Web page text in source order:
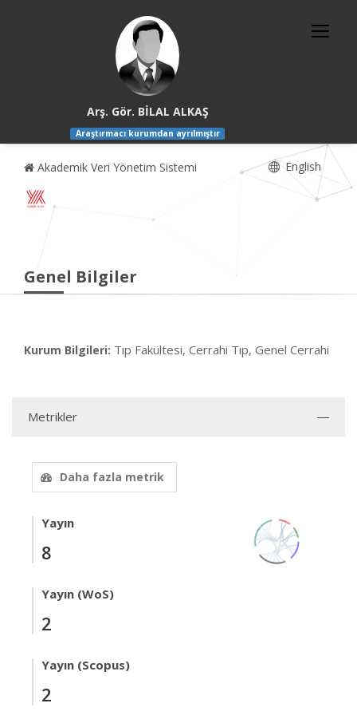
Arş. Gör. BİLAL ALKAŞ
Araştırmacı kurumdan ayrılmıştır
Akademik Veri Yönetim Sistemi English
Genel Bilgiler
Kurum Bilgileri: Tıp Fakültesi, Cerrahi Tıp, Genel Cerrahi
Metrikler
Daha fazla metrik
Yayın
8
Yayın (WoS)
2
Yayın (Scopus)
2